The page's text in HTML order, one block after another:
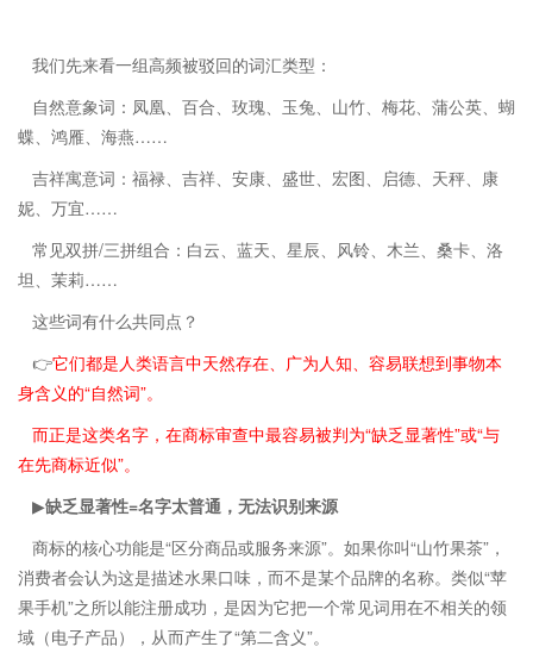
我们先来看一组高频被驳回的词汇类型：
自然意象词：凤凰、百合、玫瑰、玉兔、山竹、梅花、蒲公英、蝴
蝶、鸿雁、海燕……
吉祥寓意词：福禄、吉祥、安康、盛世、宏图、启德、天秤、康
妮、万宜……
常见双拼/三拼组合：白云、蓝天、星辰、风铃、木兰、桑卡、洛
坦、茉莉……
这些词有什么共同点？
👉它们都是人类语言中天然存在、广为人知、容易联想到事物本
身含义的“自然词”。
而正是这类名字，在商标审查中最容易被判为“缺乏显著性”或“与
在先商标近似”。
▶缺乏显著性=名字太普通，无法识别来源
商标的核心功能是“区分商品或服务来源”。如果你叫“山竹果茶”，
消费者会认为这是描述水果口味，而不是某个品牌的名称。类似“苹
果手机”之所以能注册成功，是因为它把一个常见词用在不相关的领
域（电子产品），从而产生了“第二含义”。